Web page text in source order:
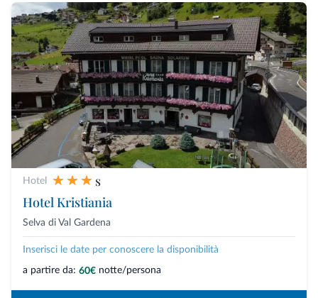
Hotel
s
Hotel Kristiania
Selva di Val Gardena
Inserisci le date per conoscere la disponibilità
a partire da: 60€ notte/persona